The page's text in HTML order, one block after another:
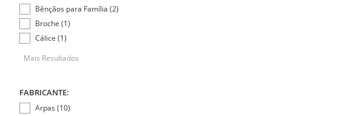
Bênçãos para Família (2)
Broche (1)
Cálice (1)
Mais Resultados
FABRICANTE:
Arpas (10)